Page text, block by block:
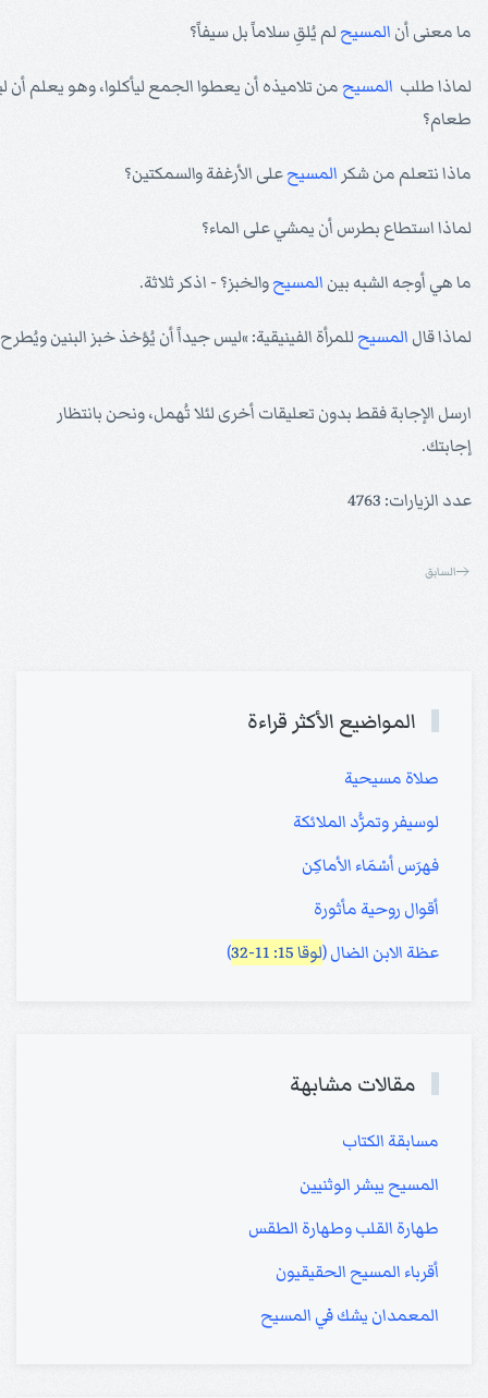
ما معنى أن المسيح لم يُلقِ سلاماً بل سيفاً؟
لماذا طلب المسيح من تلاميذه أن يعطوا الجمع ليأكلوا، وهو يعلم
طعام؟
ماذا نتعلم من شكر المسيحعلى الأرغفة والسمكتين؟
لماذا استطاع بطرس أن يمشي على الماء؟
ما هي أوجه الشبه بين المسيحوالخبز؟ - اذكر ثلاثة.
لماذا قال المسيح للمرأة الفينيقية: »ليس جيداً أن يُؤخذ خبز البنين
ارسل الإجابة فقط بدون تعليقات أخرى لئلا تُهمل، ونحن بانتظار
إجابتك.
عدد الزيارات: 4763
السابق
المواضيع الأكثر قراءة
صلاة مسيحية
لوسيفر وتمرُّد الملائكة
فهرَس أسْمَاء الأماكِن
أقوال روحية مأثورة
عظة الابن الضال (لوقا 15: 11-32 )
مقالات مشابهة
مسابقة الكتاب
المسيح يبشر الوثنيين
طهارة القلب وطهارة الطقس
أقرباء المسيح الحقيقيون
المعمدان يشك في المسيح